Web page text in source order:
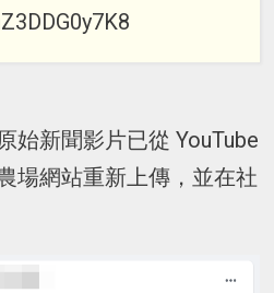
始新聞影片已從 YouTube
場網站重新上傳，並在社